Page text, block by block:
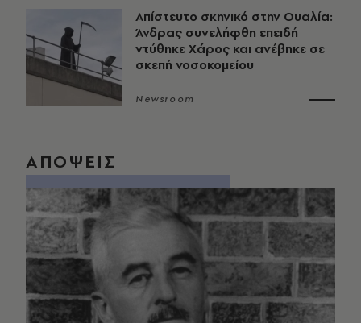
Απίστευτο σκηνικό στην Ουαλία:
Άνδρας συνελήφθη επειδή
ντύθηκε Χάρος και ανέβηκε σε
σκεπή νοσοκομείου
Newsroom
ΑΠΟΨΕΙΣ